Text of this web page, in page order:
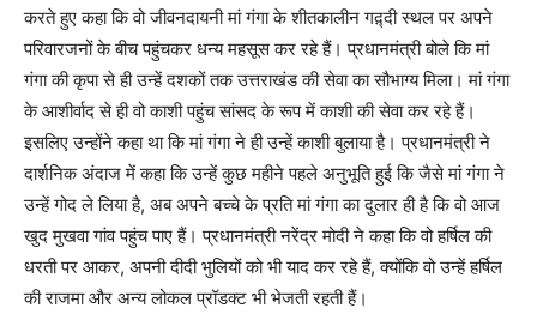
करते हुए कहा कि वो जीवनदायनी मां गंगा के शीतकालीन गद़्दी स्थल पर अपने
परिवारजनों के बीच पहुंचकर धन्य महसूस कर रहे हैं। प्रधानमंत्री बोले कि मां
गंगा की कृपा से ही उन्हें दशकों तक उत्तराखंड की सेवा का सौभाग्य मिला। मां गंगा
के आशीर्वाद से ही वो काशी पहुंच सांसद के रूप में काशी की सेवा कर रहे हैं।
इसलिए उन्होंने कहा था कि मां गंगा ने ही उन्हें काशी बुलाया है। प्रधानमंत्री ने
दार्शनिक अंदाज में कहा कि उन्हें कुछ महीने पहले अनुभूति हुई कि जैसे मां गंगा ने
उन्हें गोद ले लिया है, अब अपने बच्चे के प्रति मां गंगा का दुलार ही है कि वो आज
खुद मुखवा गांव पहुंच पाए हैं। प्रधानमंत्री नरेंद्र मोदी ने कहा कि वो हर्षिल की
धरती पर आकर, अपनी दीदी भुलियों को भी याद कर रहे हैं, क्योंकि वो उन्हें हर्षिल
की राजमा और अन्य लोकल प्रॉडक्ट भी भेजती रहती हैं।